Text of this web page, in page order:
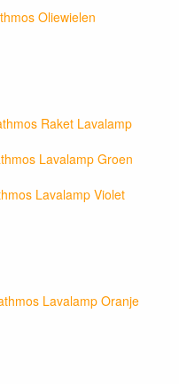
Oliewielen
Raket Lavalamp
Lavalamp Groen
Lavalamp Violet
Lavalamp Oranje